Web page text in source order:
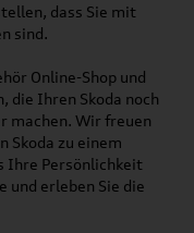
dass Sie mit
sind.
Online-Shop und
die Ihren Skoda noch
machen. Wir freuen
Skoda zu einem
Ihre Persönlichkeit
und erleben Sie die